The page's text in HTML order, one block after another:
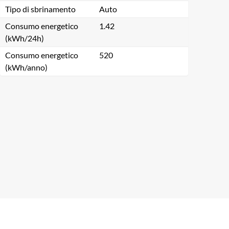
Tipo di sbrinamento
Auto
Consumo energetico
(kWh/24h)
1.42
Consumo energetico
(kWh/anno)
520